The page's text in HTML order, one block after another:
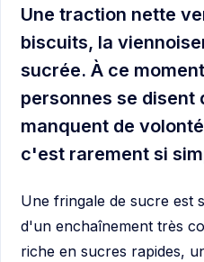
Une traction nette
biscuits, la
sucrée. À ce
personnes se disent
manquent de
c'est rarement si
Une fringale de sucre est
d'un enchaînement très
riche en sucres rapides,